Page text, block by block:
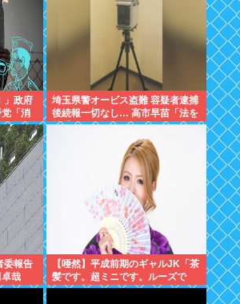
」政府
党「消
埼玉県警オービス盗難 容疑者逮捕
後続報一切なし… 高市早苗「法を
尊重わよ
委報告
哉
【唖然】平成前期のギャルJK「茶
髪です。超ミニです。ルーズで
す。下着はテカテカか豹柄です」